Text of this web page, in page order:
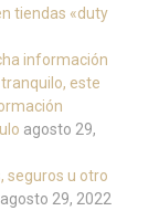
tiendas «duty
información
este
agosto 29,
seguros u otro
agosto 29, 2022